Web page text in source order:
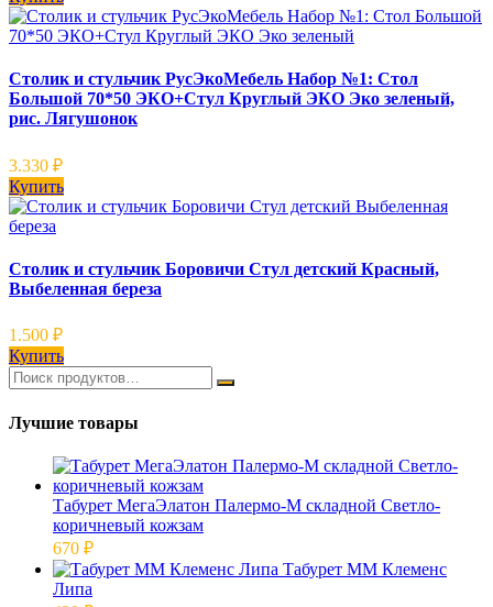
Столик и стульчик РусЭкоМебель Набор №1: Стол
Большой 70*50 ЭКО+Стул Круглый ЭКО Эко зеленый,
рис. Лягушонок
3.330 ₽
Купить
Столик и стульчик Боровичи Стул детский Красный,
Выбеленная береза
1.500 ₽
Купить
Лучшие товары
Табурет МегаЭлатон Палермо-М складной Светло-
коричневый кожзам
670 ₽
Табурет ММ Клеменс
Липа